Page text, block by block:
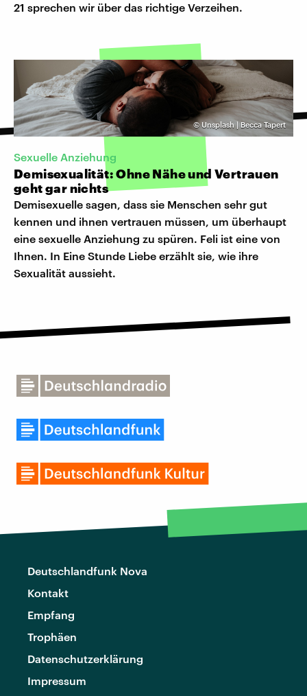
21 sprechen wir über das richtige Verzeihen.
©Unsplash | Becca Tapert
Sexuelle Anziehung
Demisexualität: Ohne Nähe und Vertrauen
geht gar nichts
Demisexuelle sagen, dass sie Menschen sehr gut
kennen und ihnen vertrauen müssen, um überhaupt
eine sexuelle Anziehung zu spüren. Feli ist eine von
Ihnen. In Eine Stunde Liebe erzählt sie, wie ihre
Sexualität aussieht.
Deutschlandfunk Nova
Kontakt
Empfang
Trophäen
Datenschutzerklärung
Impressum